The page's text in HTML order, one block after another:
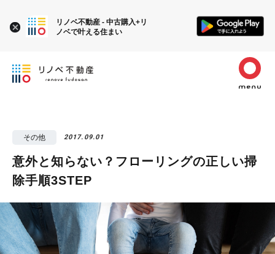
その他 2017.09.01
意外と知らない？フローリングの正しい掃
除手順3STEP
リノベ不動産 - 中古購入+リ
ノベで叶える住まい